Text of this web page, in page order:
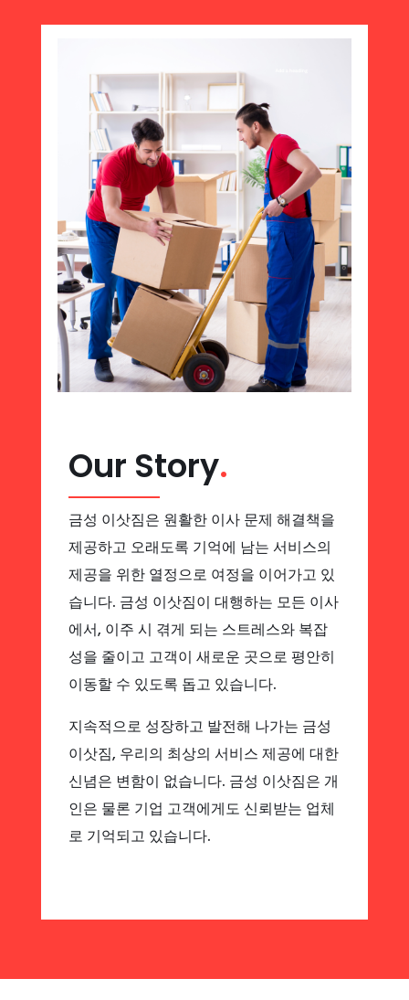
Our Story.
금성 이삿짐은 원활한 이사 문제 해결책을
제공하고 오래도록 기억에 남는 서비스의
제공을 위한 열정으로 여정을 이어가고 있
습니다. 금성 이삿짐이 대행하는 모든 이사
에서, 이주 시 겪게 되는 스트레스와 복잡
성을 줄이고 고객이 새로운 곳으로 평안히
이동할 수 있도록 돕고 있습니다.
지속적으로 성장하고 발전해 나가는 금성
이삿짐, 우리의 최상의 서비스 제공에 대한
신념은 변함이 없습니다. 금성 이삿짐은 개
인은 물론 기업 고객에게도 신뢰받는 업체
로 기억되고 있습니다.